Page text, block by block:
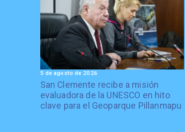
San Clemente recibe a misión
evaluadora de la UNESCO en hito
clave para el Geoparque Pillanmapu
5 de agosto de 2026